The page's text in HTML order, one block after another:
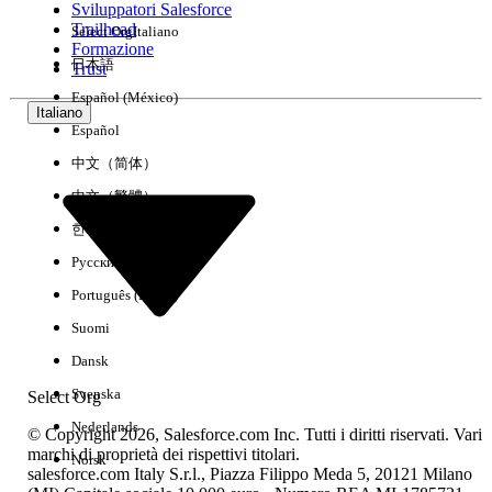
Esperienza
Nessun risultato
Sviluppatori Salesforce
Trailhead
Formazione
Trust
Italiano
Select Org
Select OrgItaliano
日本語
Español (México)
Español
中文（简体）
中文（繁體）
한국어
Русский
Português (Brasil)
Suomi
Dansk
Svenska
Nederlands
Norsk
© Copyright 2026, Salesforce.com Inc. Tutti i diritti riservati. Vari
marchi di proprietà dei rispettivi titolari.
salesforce.com Italy S.r.l., Piazza Filippo Meda 5, 20121 Milano